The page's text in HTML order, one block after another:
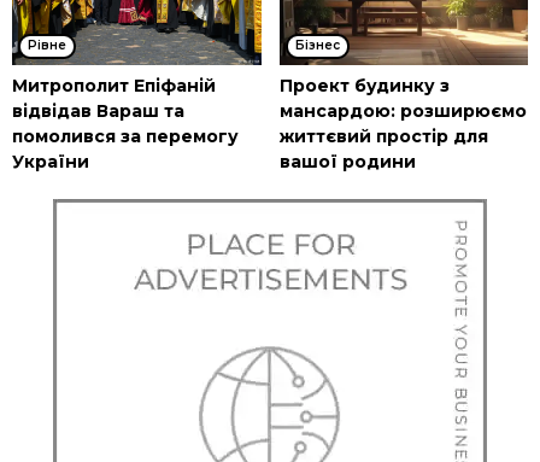
Рівне
Митрополит Епіфаній
відвідав Вараш та
помолився за перемогу
України
Бізнес
Проект будинку з
мансардою: розширюємо
життєвий простір для
вашої родини